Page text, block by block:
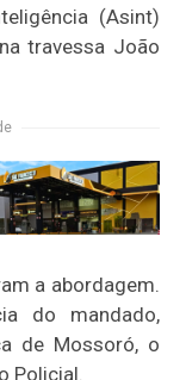
(Asint)
travessa João
a abordagem.
do mandado,
de Mossoró, o
Policial.